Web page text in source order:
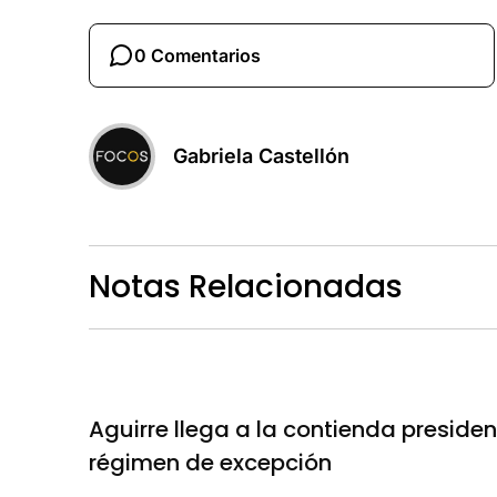
0 Comentarios
Gabriela Castellón
Notas Relacionadas
Aguirre llega a la contienda
régimen de excepción